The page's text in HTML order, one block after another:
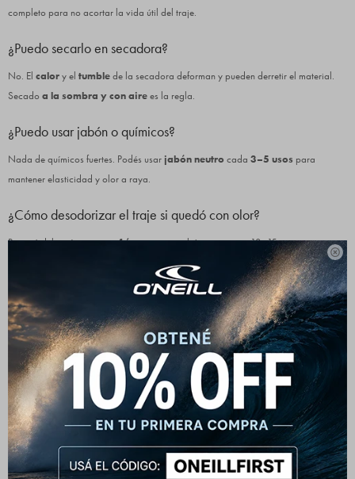

completo para no acortar la vida útil del traje.
¿Puedo secarlo en secadora?
No. El calory el tumblede la secadora deforman y pueden derretir el material.
Secadoa la sombra y con airees la regla.
¿Puedo usar jabón o químicos?
Nada de químicos fuertes. Podés usar jabón neutro cada 3–5 usos para
mantener elasticidad y olor a raya.
¿Cómo desodorizar el traje si quedó con olor?
Remojá del revés enagua fríacon poco jabón neutro por10–15 minutos.
Enjuagá bien, escurrí sin retorcer y secá a la sombra. Repetí si hace falta.
¿El cloro de piscinas lo arruina?
Sí, elclorodegrada el neopreno y los pegamentos. No están pensados para
piscinas cloradas ni piletas de olas con cloro.
¿Los trajes se achican con el tiempo?
Con los años algunasceldas de airecolapsan y el traje puedeencogerse
levemente y perder flexibilidad. El buen cuidado retrasa eso.
¿Cómo guardarlo por períodos largos?